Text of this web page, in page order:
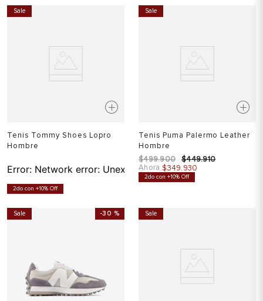
Sale
Tenis Tommy Shoes Lopro
Hombre
Error: Network error: Unexpected token T in JSON at
2do con +10% Off
Sale
Tenis Puma Palermo Leather
Hombre
$499.900 $449.910
Ahora $349.930
2do con +10% Off
Sale -30 % Sale